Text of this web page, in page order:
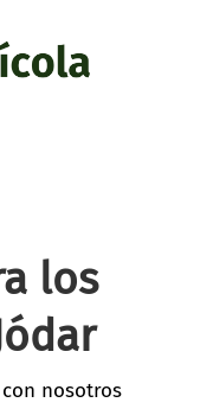
los
nosotros